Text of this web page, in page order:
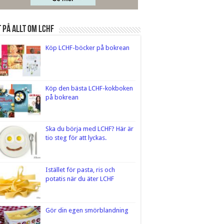
Allt om LCHF
Köp LCHF-böcker på bokrean
Köp den bästa LCHF-kokboken
på bokrean
Ska du börja med LCHF? Här är
tio steg för att lyckas.
Istället för pasta, ris och
potatis när du äter LCHF
Gör din egen smörblandning